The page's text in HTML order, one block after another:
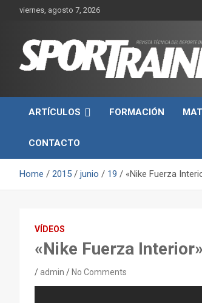
viernes, agosto 7, 2026
Revista técnica
deporte Sport
rendimiento, nutrición y entrenamiento.
ARTÍCULOS
FORMACIÓN
CONTACTO
Home 2015 junio 19 «Nike Fuerza
VÍDEOS
«Nike Fuerza Interior»
admin No Comments